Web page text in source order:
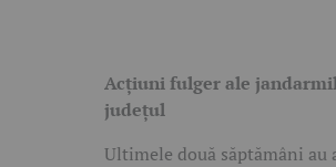
Acțiuni fulger ale
județul
Ultimele două săptămâni